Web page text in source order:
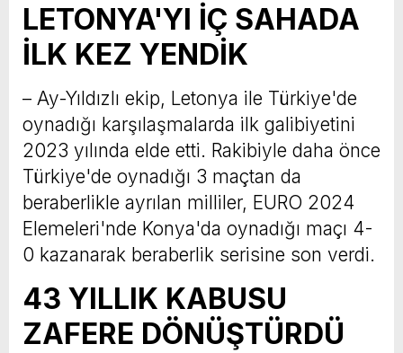
LETONYA'YI İÇ SAHADA
İLK KEZ YENDİK
– Ay-Yıldızlı ekip, Letonya ile Türkiye'de
oynadığı karşılaşmalarda ilk galibiyetini
2023 yılında elde etti. Rakibiyle daha önce
Türkiye'de oynadığı 3 maçtan da
beraberlikle ayrılan milliler, EURO 2024
Elemeleri'nde Konya'da oynadığı maçı 4-
0 kazanarak beraberlik serisine son verdi.
43 YILLIK KABUSU
ZAFERE DÖNÜŞTÜRDÜ